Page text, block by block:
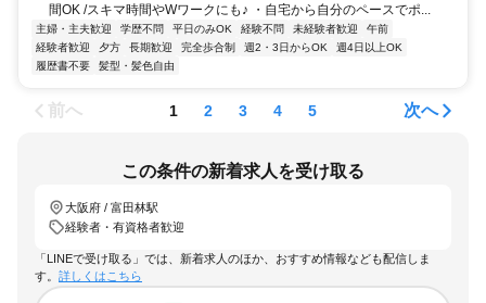
間OK /スキマ時間やWワークにも♪ ・自宅から自分のペースでポ...
主婦・主夫歓迎 学歴不問 平日のみOK 経験不問 未経験者歓迎
午前
経験者歓迎
夕方 長期歓迎 完全歩合制 週2・3日からOK
週4日以上OK
履歴書不要
髪型・髪色自由
前へ 1 2 3 4 5 次へ
この条件の新着求人を受け取る
大阪府 / 富田林駅
経験者・有資格者歓迎
「LINEで受け取る」では、新着求人のほか、おすすめ情報なども配信しま
す。 詳しくはこちら